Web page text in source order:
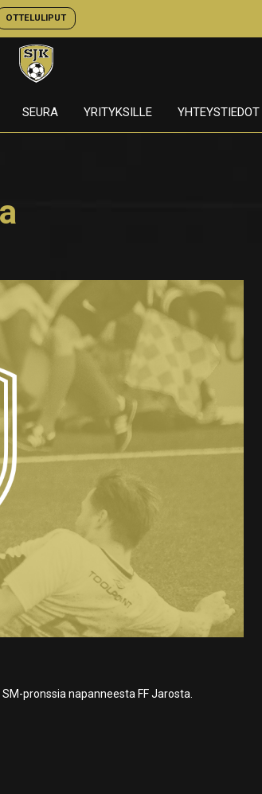
OTTELULIPUT
SEURA YRITYKSILLE YHTEYSTIEDOT
pronssia napanneesta FF Jarosta.